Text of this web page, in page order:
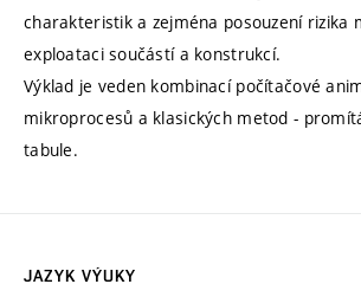
charakteristik a zejména posouzení rizika
exploataci součástí a konstrukcí.
Výklad je veden kombinací počítačové
mikroprocesů a klasických metod -
tabule.
JAZYK VÝUKY